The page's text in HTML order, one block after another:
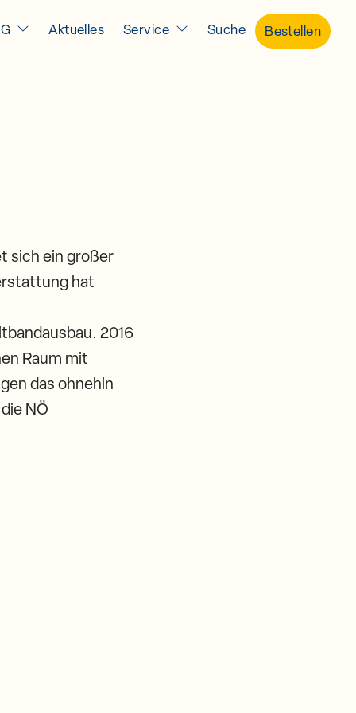
Aktuelles Service Suche Bestellen
sich ein großer
hat
2016
Raum mit
das ohnehin
NÖ